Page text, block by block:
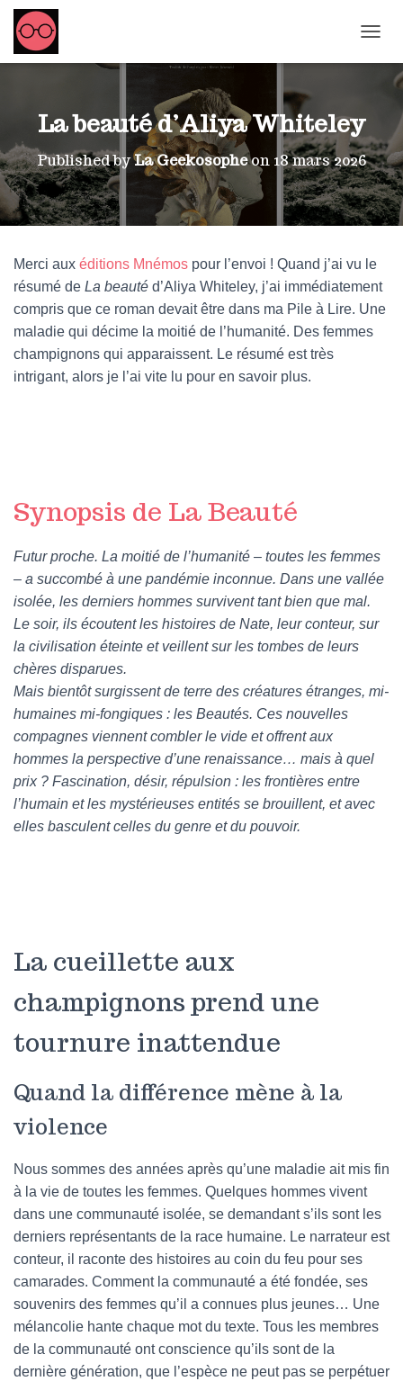
La beauté d’Aliya Whiteley
Published byLa Geekosopheon 18 mars 2026
Merci aux éditions Mnémos pour l’envoi ! Quand j’ai vu le
résumé de La beauté d’Aliya Whiteley, j’ai immédiatement
compris que ce roman devait être dans ma Pile à Lire. Une
maladie qui décime la moitié de l’humanité. Des femmes
champignons qui apparaissent. Le résumé est très
intrigant, alors je l’ai vite lu pour en savoir plus.
Synopsis de La Beauté
Futur proche. La moitié de l’humanité – toutes les femmes
– a succombé à une pandémie inconnue. Dans une vallée
isolée, les derniers hommes survivent tant bien que mal.
Le soir, ils écoutent les histoires de Nate, leur conteur, sur
la civilisation éteinte et veillent sur les tombes de leurs
chères disparues.
Mais bientôt surgissent de terre des créatures étranges, mi-
humaines mi-fongiques : les Beautés. Ces nouvelles
compagnes viennent combler le vide et offrent aux
hommes la perspective d’une renaissance… mais à quel
prix ? Fascination, désir, répulsion : les frontières entre
l’humain et les mystérieuses entités se brouillent, et avec
elles basculent celles du genre et du pouvoir.
La cueillette aux
champignons prend une
tournure inattendue
Quand la différence mène à la
violence
Nous sommes des années après qu’une maladie ait mis fin
à la vie de toutes les femmes. Quelques hommes vivent
dans une communauté isolée, se demandant s’ils sont les
derniers représentants de la race humaine. Le narrateur est
conteur, il raconte des histoires au coin du feu pour ses
camarades. Comment la communauté a été fondée, ses
souvenirs des femmes qu’il a connues plus jeunes… Une
mélancolie hante chaque mot du texte. Tous les membres
de la communauté ont conscience qu’ils sont de la
dernière génération, que l’espèce ne peut pas se perpétuer